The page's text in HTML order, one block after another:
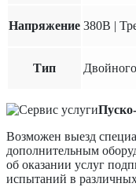
Напряжение 380В |
Тип
Возможен выезд
дополнительным
об оказании услуг
испытаний в